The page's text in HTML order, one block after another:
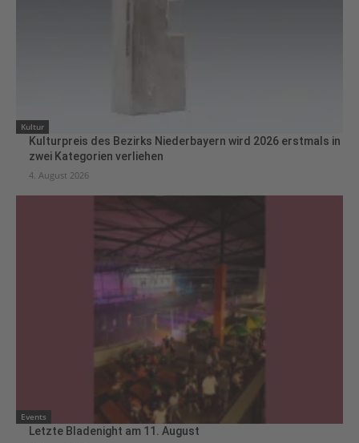
Kultur
Kulturpreis des Bezirks Niederbayern wird 2026 erstmals in
zwei Kategorien verliehen
4. August 2026
Events
Letzte Bladenight am 11. August